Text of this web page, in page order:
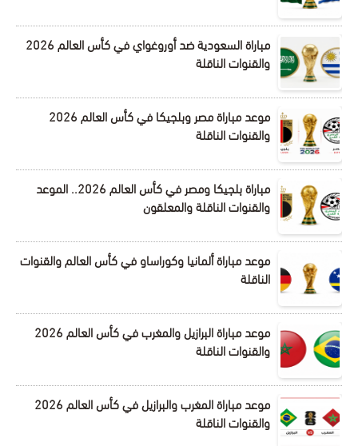
مباراة السعودية ضد أوروغواي في كأس العالم 2026
والقنوات الناقلة
موعد مباراة مصر وبلجيكا في كأس العالم 2026
والقنوات الناقلة
مباراة بلجيكا ومصر في كأس العالم 2026.. الموعد
والقنوات الناقلة والمعلقون
موعد مباراة ألمانيا وكوراساو في كأس العالم والقنوات
الناقلة
موعد مباراة البرازيل والمغرب في كأس العالم 2026
والقنوات الناقلة
موعد مباراة المغرب والبرازيل في كأس العالم 2026
والقنوات الناقلة